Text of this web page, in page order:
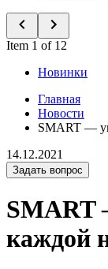
Item 1 of 12
Новинки
Главная
Новости
SMART —
14.12.2021
Задать вопрос
SMART
каждой